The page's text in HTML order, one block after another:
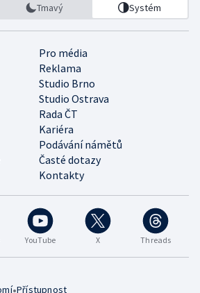
Tmavý Systém
Pro média
Reklama
Studio Brno
Studio Ostrava
Rada ČT
Kariéra
Podávání námětů
Časté dotazy
Kontakty
YouTube X Threads
•Přístupnost